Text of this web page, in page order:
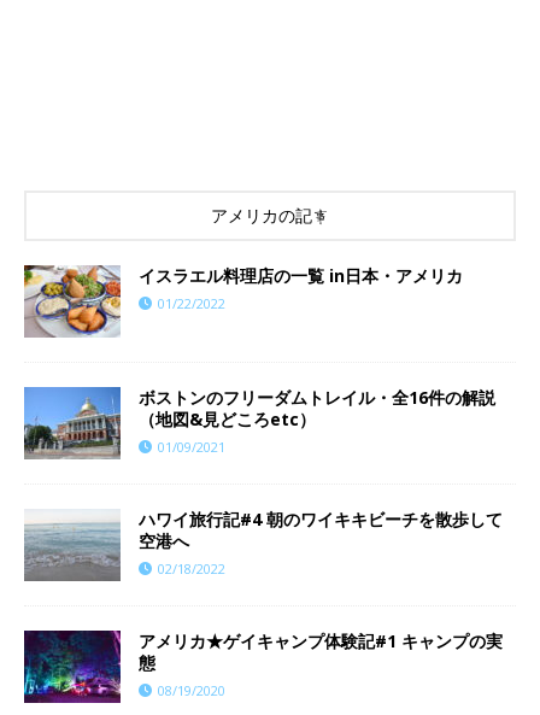
アメリカの記事
イスラエル料理店の一覧 in日本・アメリカ
01/22/2022
ボストンのフリーダムトレイル・全16件の解説
（地図&見どころetc）
01/09/2021
ハワイ旅行記#4 朝のワイキキビーチを散歩して
空港へ
02/18/2022
アメリカ★ゲイキャンプ体験記#1 キャンプの実
態
08/19/2020